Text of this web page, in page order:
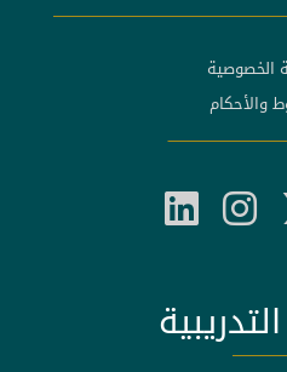
الخصوصية
والأحكام